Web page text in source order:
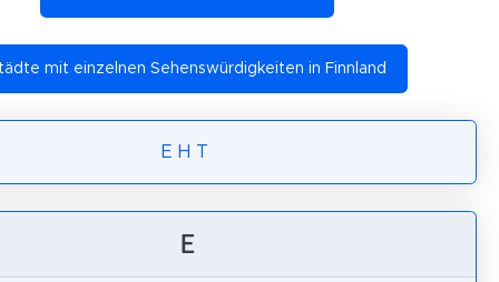
mit einzelnen Sehenswürdigkeiten in Finnland
E H T
E